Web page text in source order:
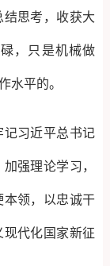
思考，收获大
，只是机械做
水平的。
习近平总书记
强理论学习，
领，以忠诚干
代化国家新征